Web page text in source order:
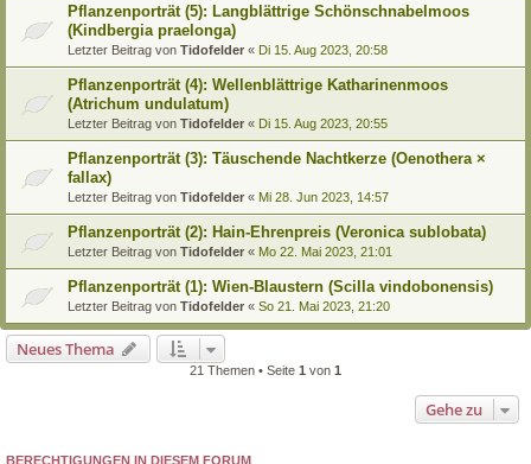
Pflanzenporträt (5): Langblättrige Schönschnabelmoos
(Kindbergia praelonga)
Letzter Beitrag von Tidofelder « Di 15. Aug 2023, 20:58
Pflanzenporträt (4): Wellenblättrige Katharinenmoos
(Atrichum undulatum)
Letzter Beitrag von Tidofelder « Di 15. Aug 2023, 20:55
Pflanzenporträt (3): Täuschende Nachtkerze (Oenothera ×
fallax)
Letzter Beitrag von Tidofelder « Mi 28. Jun 2023, 14:57
Pflanzenporträt (2): Hain-Ehrenpreis (Veronica sublobata)
Letzter Beitrag von Tidofelder « Mo 22. Mai 2023, 21:01
Pflanzenporträt (1): Wien-Blaustern (Scilla vindobonensis)
Letzter Beitrag von Tidofelder « So 21. Mai 2023, 21:20
Neues Thema
21 Themen • Seite 1 von 1
Gehe zu
BERECHTIGUNGEN IN DIESEM FORUM